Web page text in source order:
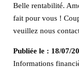
Belle rentabilité.
fait pour vous !
veuillez nous
Publiée le : 18/07/
Informations